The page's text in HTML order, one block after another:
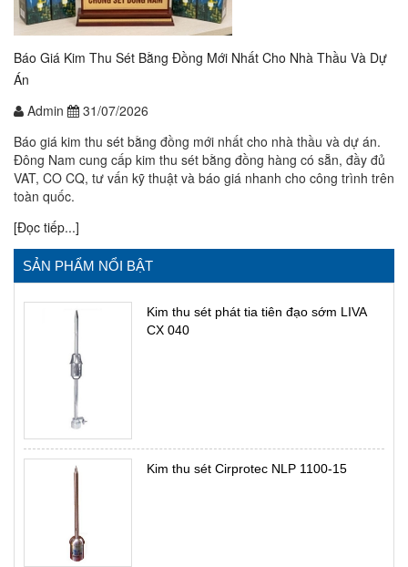
Báo Giá Kim Thu Sét Bằng Đồng Mới Nhất Cho Nhà Thầu Và Dự
Án
Admin
31/07/2026
Báo giá kim thu sét bằng đồng mới nhất cho nhà thầu và dự án.
Đông Nam cung cấp kim thu sét bằng đồng hàng có sẵn, đầy đủ
VAT, CO CQ, tư vấn kỹ thuật và báo giá nhanh cho công trình trên
toàn quốc.
[Đọc tiếp...]
SẢN PHẨM NỔI BẬT
Kim thu sét phát tia tiên đạo sớm LIVA
CX 040
Kim thu sét Cirprotec NLP 1100-15